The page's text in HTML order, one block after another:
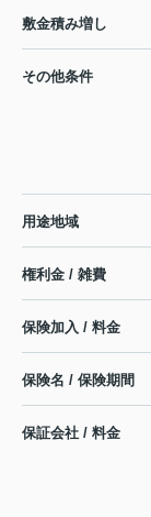
敷金積み増し
その他条件
用途地域
権利金 / 雑費
保険加入 / 料金
保険名 / 保険期間
保証会社 / 料金